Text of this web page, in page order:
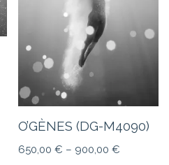
O’GÈNES (DG-M4090)
650,00€ – 900,00€